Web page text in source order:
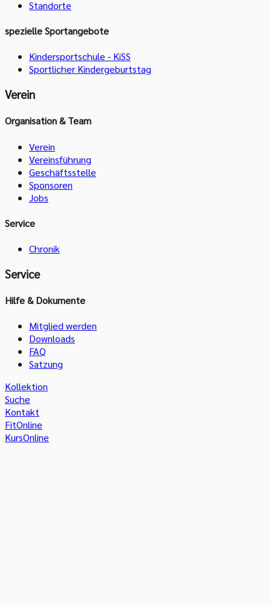
Standorte
spezielle Sportangebote
Kindersportschule - KiSS
Sportlicher Kindergeburtstag
Verein
Organisation & Team
Verein
Vereinsführung
Geschäftsstelle
Sponsoren
Jobs
Service
Chronik
Service
Hilfe & Dokumente
Mitglied werden
Downloads
FAQ
Satzung
Kollektion
Suche
Kontakt
FitOnline
KursOnline